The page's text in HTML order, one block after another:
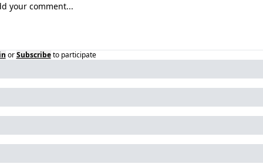
or Subscribe to participate